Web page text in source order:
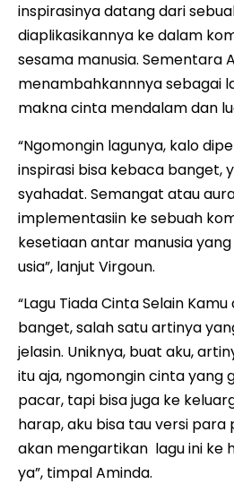
inspirasinya datang dari
diaplikasikannya ke dalam
sesama manusia. Sementara
menambahkannnya sebagai
makna cinta mendalam dan
“Ngomongin lagunya, kalo
inspirasi bisa kebaca banget,
syahadat. Semangat atau
implementasiin ke sebuah
kesetiaan antar manusia
usia”, lanjut Virgoun.
“Lagu Tiada Cinta Selain
banget, salah satu artinya
jelasin. Uniknya, buat aku,
itu aja, ngomongin cinta yang
pacar, tapi bisa juga ke
harap, aku bisa tau versi
akan mengartikan lagu ini ke
ya”, timpal Aminda.